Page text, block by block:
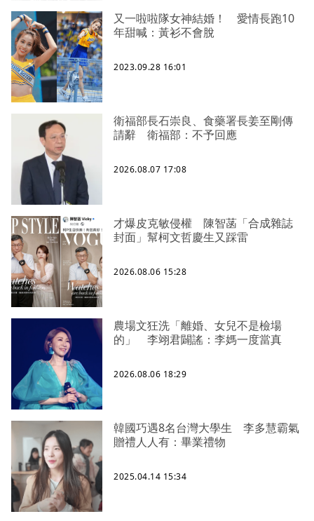
又一啦啦隊女神結婚！ 愛情長跑10
年甜喊：黃衫不會脫
2023.09.28 16:01
衛福部長石崇良、食藥署長姜至剛傳
請辭 衛福部：不予回應
2026.08.07 17:08
才爆皮克敏侵權 陳智菡「合成雜誌
封面」幫柯文哲慶生又踩雷
2026.08.06 15:28
農場文狂洗「離婚、女兒不是檢場
的」 李翊君闢謠：李媽一度當真
2026.08.06 18:29
韓國巧遇8名台灣大學生 李多慧霸氣
贈禮人人有：畢業禮物
2025.04.14 15:34